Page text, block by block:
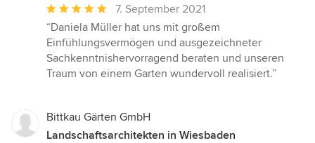
Durchschnittliche
Bewertung:
5
von
5
7. September 2021
“Daniela Müller hat uns mit großem
Einfühlungsvermögen und ausgezeichneter
Sachkenntnishervorragend beraten und unseren
Traum von einem Garten wundervoll realisiert.”
Bittkau Gärten GmbH
Landschaftsarchitekten in Wiesbaden